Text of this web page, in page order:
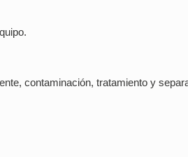
contaminación, tratamiento y